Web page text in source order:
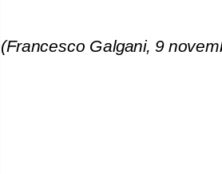
(Francesco Galgani, 9